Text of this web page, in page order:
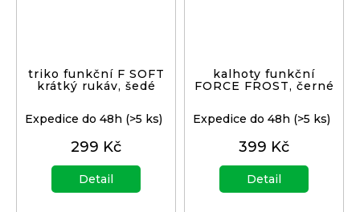
triko funkční F SOFT
krátký rukáv, šedé
Expedice do 48h (>5 ks)
299 Kč
Detail
kalhoty funkční
FORCE FROST, černé
Expedice do 48h (>5 ks)
399 Kč
Detail